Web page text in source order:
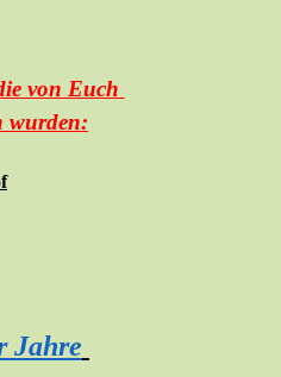
von Euch
wurden:
Jahre